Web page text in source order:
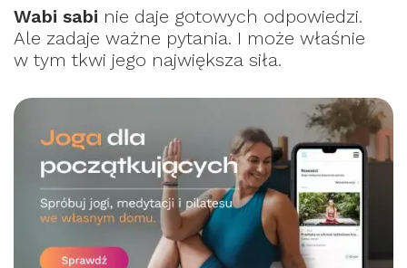
Wabi sabi nie daje gotowych odpowiedzi.
Ale zadaje ważne pytania. I może właśnie
w tym tkwi jego największa siła.